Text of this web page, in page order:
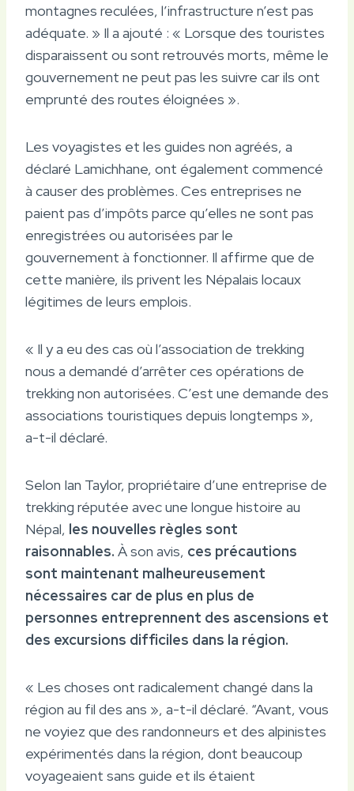
montagnes reculées, l’infrastructure n’est pas
adéquate. » Il a ajouté : « Lorsque des touristes
disparaissent ou sont retrouvés morts, même le
gouvernement ne peut pas les suivre car ils ont
emprunté des routes éloignées ».
Les voyagistes et les guides non agréés, a
déclaré Lamichhane, ont également commencé
à causer des problèmes. Ces entreprises ne
paient pas d’impôts parce qu’elles ne sont pas
enregistrées ou autorisées par le
gouvernement à fonctionner. Il affirme que de
cette manière, ils privent les Népalais locaux
légitimes de leurs emplois.
« Il y a eu des cas où l’association de trekking
nous a demandé d’arrêter ces opérations de
trekking non autorisées. C’est une demande des
associations touristiques depuis longtemps »,
a-t-il déclaré.
Selon Ian Taylor, propriétaire d’une entreprise de
trekking réputée avec une longue histoire au
Népal, les nouvelles règles sont
raisonnables. À son avis, ces précautions
sont maintenant malheureusement
nécessaires car de plus en plus de
personnes entreprennent des ascensions et
des excursions difficiles dans la région.
« Les choses ont radicalement changé dans la
région au fil des ans », a-t-il déclaré. “Avant, vous
ne voyiez que des randonneurs et des alpinistes
expérimentés dans la région, dont beaucoup
voyageaient sans guide et ils étaient